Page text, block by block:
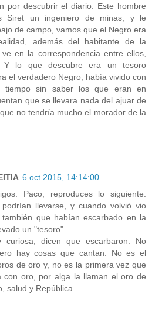
por descubrir el diario. Este hombre
Siret un ingeniero de minas, y le
de campo, vamos que el Negro era
además del habitante de la
en la correspondencia entre ellos,
Y lo que descubre era un tesoro
el verdadero Negro, había vivido con
tiempo sin saber los que eran en
que se llevara nada del ajuar de
no tendría mucho el morador de la
6 oct 2015, 14:14:00
Paco, reproduces lo siguiente:
llevarse, y cuando volvió vio
que habían escarbado en la
un "tesoro".
curiosa, dicen que escarbaron. No
hay cosas que cantan. No es el
de oro y, no es la primera vez que
con oro, por alga la llaman el oro de
salud y República